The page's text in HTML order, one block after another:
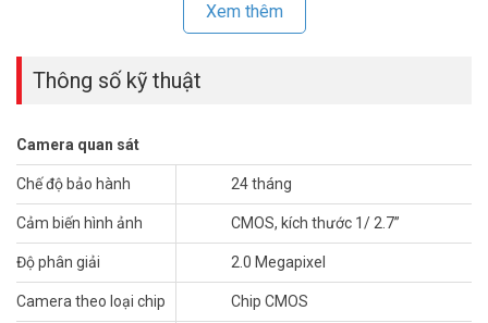
Sản phẩmcamera quan sát HIKVISIONmẫu mã thu hút khách
hàng và dễ dàng sử dụng, có nhiều tính năng ưu việt giúp người tiêu
dùng có thể quản lý gia đình và công việc một cách hiệu quả.
*** Xem thêm:Giá camera an ninh mới nhất bao nhiêu? Có bao
Xem thêm
Thông số kỹ thuật
Camera quan sát
Chế độ bảo hành 24 tháng
Cảm biến hình ảnh CMOS, kích thước 1/ 2.7”
Độ phân giải 2.0 Megapixel
Camera theo loại chip Chip CMOS